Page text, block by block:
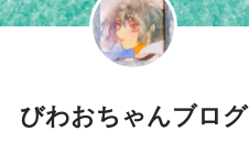
びわおちゃんブログ